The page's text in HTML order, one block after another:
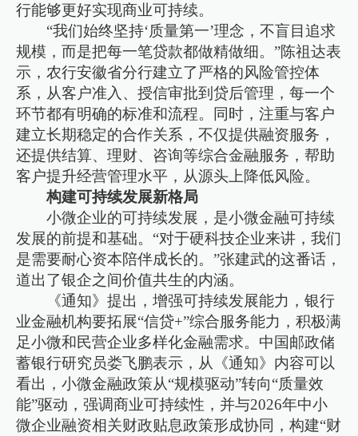
行能够更好实现商业可持续。
“我们始终坚持‘质量第一’理念，不盲目追求
规模，而是把每一笔贷款都做精做细。”陈祖达表
示，农行安徽省分行建立了严格的风险管控体
系，从客户准入、授信审批到贷后管理，每一个
环节都有明确的标准和流程。同时，注重与客户
建立长期稳定的合作关系，不仅提供融资服务，
还提供结算、理财、咨询等综合金融服务，帮助
客户提升经营管理水平，从源头上降低风险。
构建可持续发展新格局
小微企业的可持续发展，是小微金融可持续
发展的前提和基础。“对于硬科技企业来讲，我们
是需要耐心资本陪伴成长的。”张建武的这番话，
道出了银企之间价值共生的内涵。
《通知》提出，增强可持续发展能力，银行
业金融机构要拓展“信贷+”综合服务能力，积极满
足小微和民营企业多样化金融需求。中国邮政储
蓄银行研究员娄飞鹏表示，从《通知》内容可以
看出，小微金融政策从“规模驱动”转向“质量效
能”驱动，强调商业可持续性，并与2026年中小
微企业融资相关财政贴息政策形成协同，构建“财